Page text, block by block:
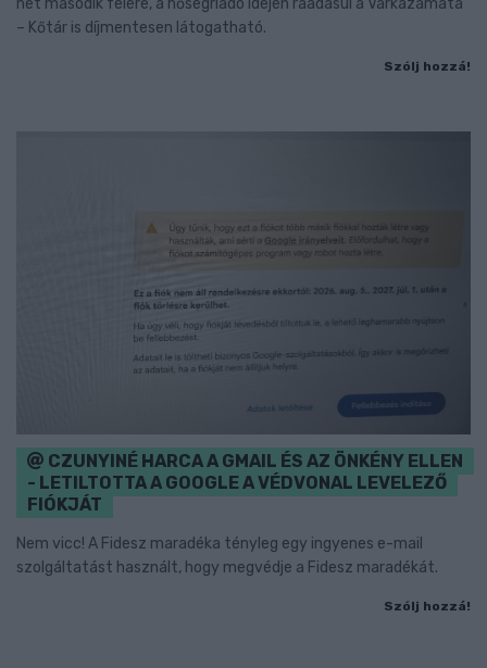
hét második felére, a hőségriadó idején ráadásul a Várkazamata
– Kőtár is díjmentesen látogatható.
Szólj hozzá!
CZUNYINÉ HARCA A GMAIL ÉS AZ ÖNKÉNY ELLEN
- LETILTOTTA A GOOGLE A VÉDVONAL LEVELEZŐ
FIÓKJÁT
Nem vicc! A Fidesz maradéka tényleg egy ingyenes e-mail
szolgáltatást használt, hogy megvédje a Fidesz maradékát.
Szólj hozzá!